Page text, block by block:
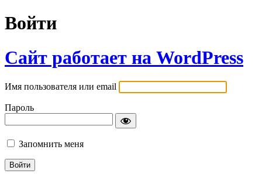
Войти
Сайт работает на WordPress
Имя пользователя или email
Пароль
Запомнить меня